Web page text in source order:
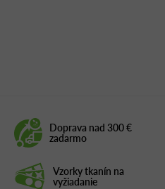
Doprava nad 300 €
zadarmo
Vzorky tkanín na
vyžiadanie